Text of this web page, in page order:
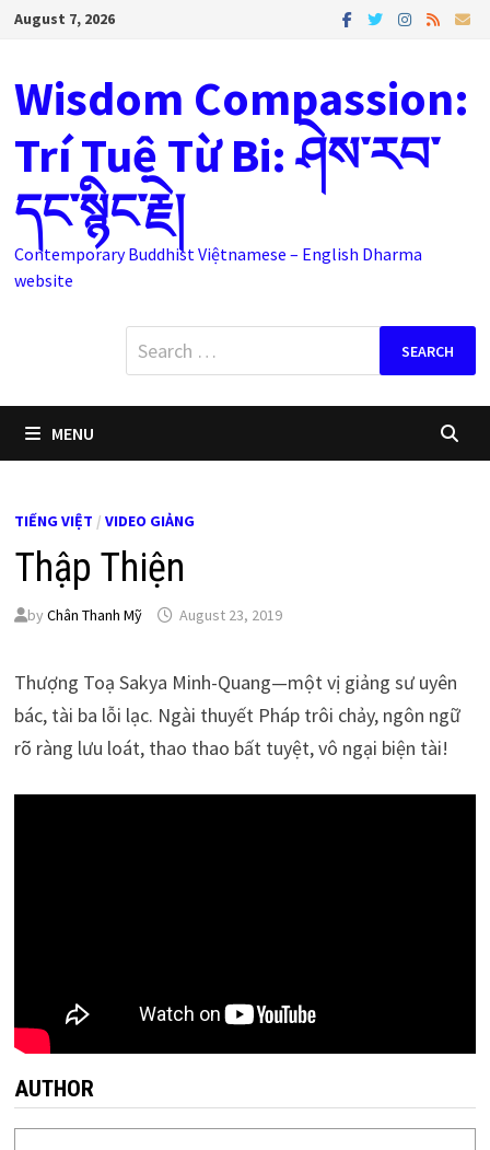
SkipAugust 7, 2026
Wisdom Compassion:
Trí Tuệ Từ Bi: ཤེས་རབ་
དང་སྙིང་རྗེ།
Contemporary Buddhist Việtnamese – English Dharma
website
Search
for:
MENU
TIẾNG VIỆT / VIDEO GIẢNG
Thập Thiện
by Chân Thanh Mỹ August 23, 2019
Thượng Toạ Sakya Minh-Quang—một vị giảng sư uyên
bác, tài ba lỗi lạc. Ngài thuyết Pháp trôi chảy, ngôn ngữ
rõ ràng lưu loát, thao thao bất tuyệt, vô ngại biện tài!
AUTHOR